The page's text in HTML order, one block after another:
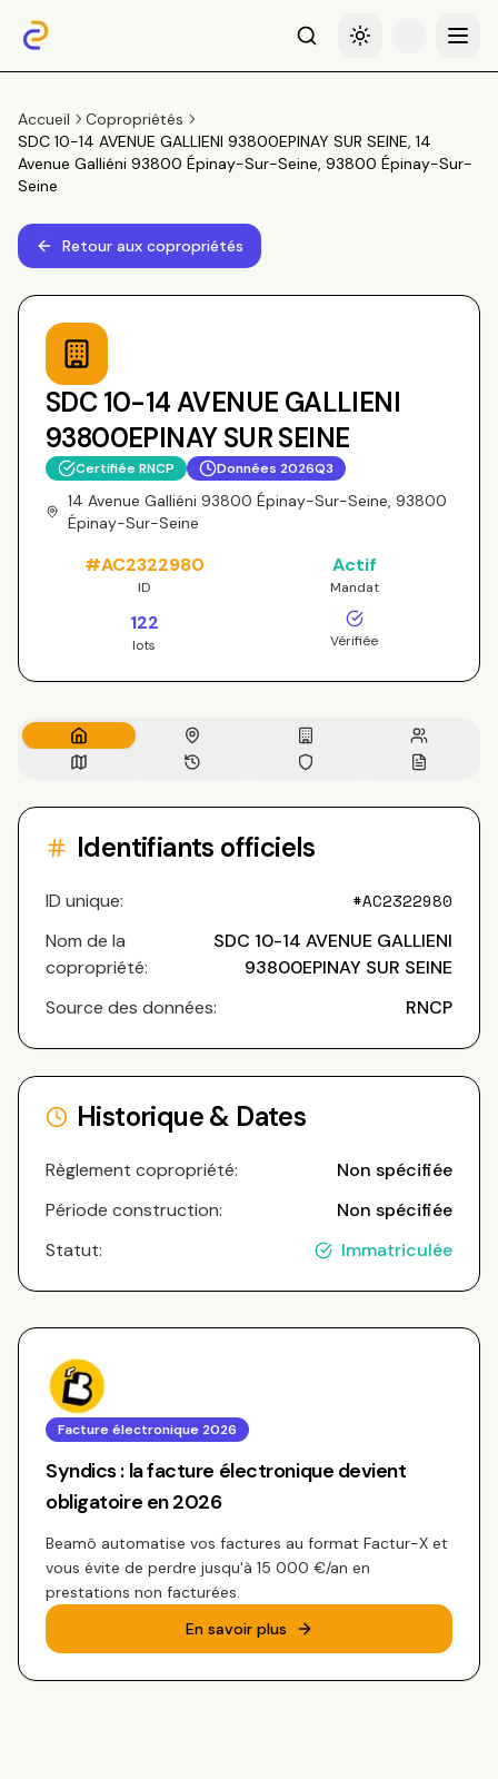
RechercheBasculer le thème
Menu
Accueil
Copropriétés
SDC 10-14 AVENUE GALLIENI 93800EPINAY SUR SEINE, 14
Avenue Galliéni 93800 Épinay-Sur-Seine, 93800 Épinay-Sur-
Seine
Retour aux copropriétés
SDC 10-14 AVENUE GALLIENI
93800EPINAY SUR SEINE
Certifiée RNCP Données 2026Q3
14 Avenue Galliéni 93800 Épinay-Sur-Seine, 93800
Épinay-Sur-Seine
#AC2322980
ID
Actif
Mandat
122
lots Vérifiée
Identifiants officiels
ID unique: #AC2322980
Nom de la
copropriété:
SDC 10-14 AVENUE GALLIENI
93800EPINAY SUR SEINE
Source des données:
RNCP
Historique & Dates
Règlement copropriété:
Non spécifiée
Période construction:
Non spécifiée
Statut:
Immatriculée
Facture électronique 2026
Syndics : la facture électronique devient
obligatoire en 2026
Beamô automatise vos factures au format Factur-X et
vous évite de perdre jusqu'à 15 000 €/an en
prestations non facturées.
En savoir plus